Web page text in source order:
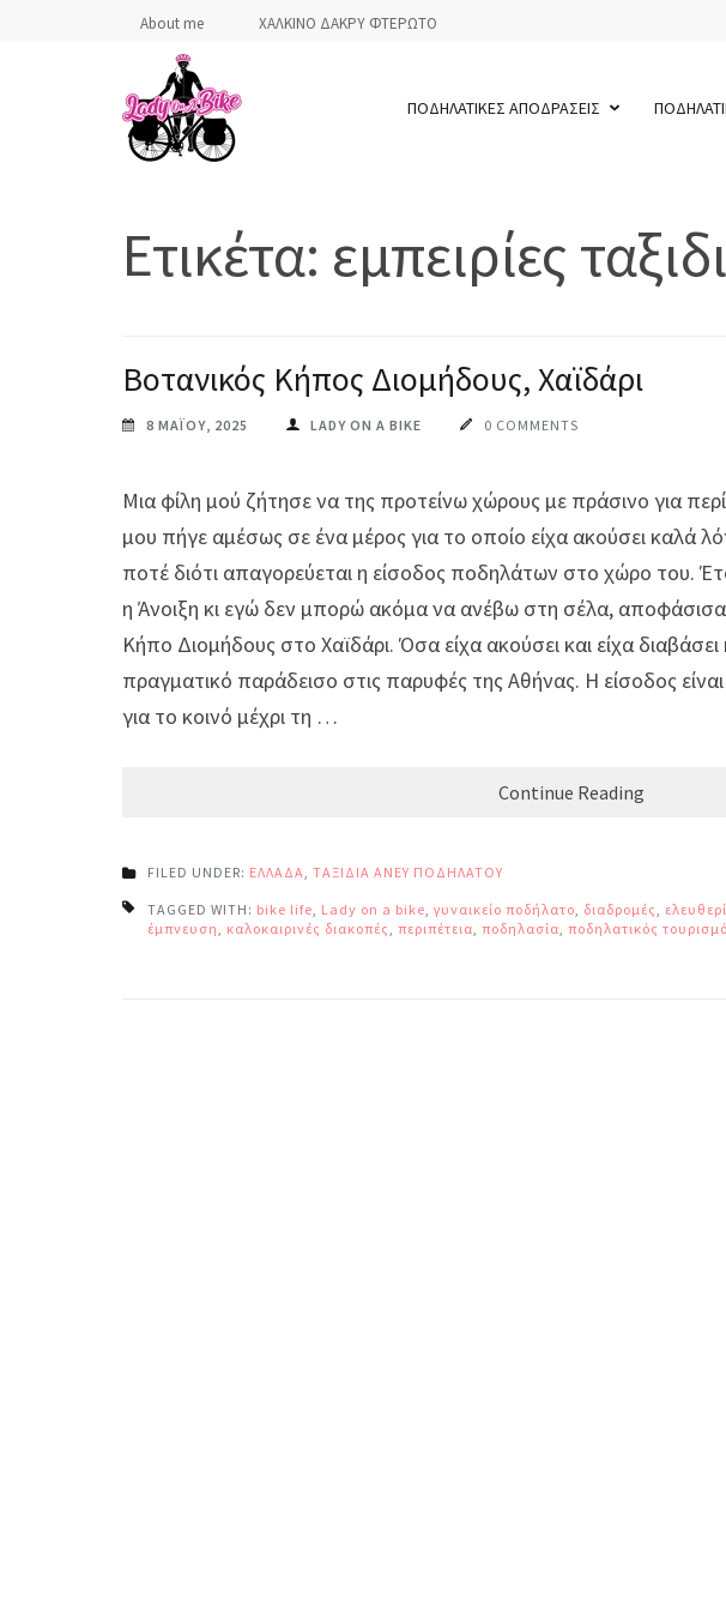
About me ΧΑΛΚΙΝΟ ΔΑΚΡΥ ΦΤΕΡΩΤΟ
ΠΟΔΗΛΑΤΙΚΕΣ ΑΠΟΔΡΑΣΕΙΣ
Ετικέτα: εμπειρίες
Βοτανικός Κήπος Διομήδους, Χαϊδάρι
8 ΜΑΪ́ΟΥ, 2025 LADY ON A BIKE 0 COMMENTS
Μια φίλη μού ζήτησε να της προτείνω χώρους με πράσινο για
μου πήγε αμέσως σε ένα μέρος για το οποίο είχα ακούσει καλά
ποτέ διότι απαγορεύεται η είσοδος ποδηλάτων στο χώρο του.
η Άνοιξη κι εγώ δεν μπορώ ακόμα να ανέβω στη σέλα,
Κήπο Διομήδους στο Χαϊδάρι. Όσα είχα ακούσει και είχα διαβάσει
πραγματικό παράδεισο στις παρυφές της Αθήνας. Η είσοδος
για το κοινό μέχρι τη …
Continue Reading
FILED UNDER: ΕΛΛΑΔΑ, ΤΑΞΙΔΙΑ ΑΝΕΥ ΠΟΔΗΛΑΤΟΥ
TAGGED WITH: bike life, Lady on a bike, γυναικείο ποδήλατο, διαδρομές,
έμπνευση, καλοκαιρινές διακοπές, περιπέτεια, ποδηλασία, ποδηλατικός